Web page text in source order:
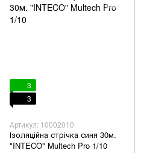
3
3
Артикул: 10002010
Ізоляційна стрічка синя 30м.
"INTECO" Multech Pro 1/10